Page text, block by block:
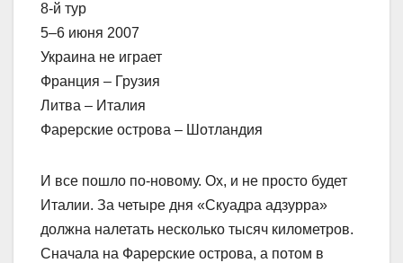
8-й тур
5–6 июня 2007
Украина не играет
Франция – Грузия
Литва – Италия
Фарерские острова – Шотландия
И все пошло по-новому. Ох, и не просто будет
Италии. За четыре дня «Скуадра адзурра»
должна налетать несколько тысяч километров.
Сначала на Фарерские острова, а потом в